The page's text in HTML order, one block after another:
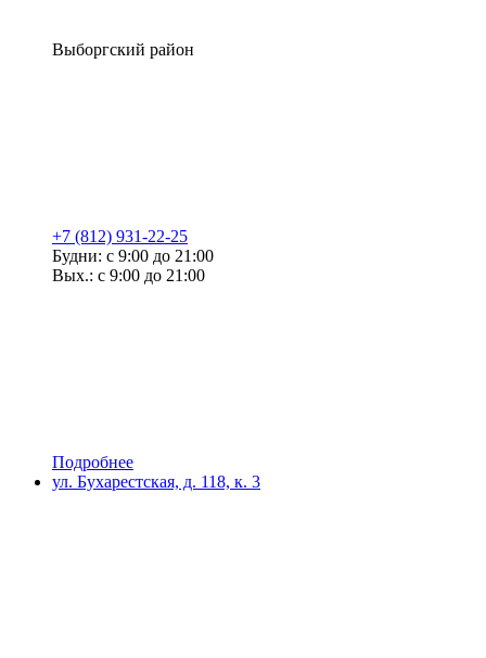
Выборгский район
+7 (812) 931-22-25
Будни: с 9:00 до 21:00
Вых.: с 9:00 до 21:00
Подробнее
ул. Бухарестская, д. 118, к. 3